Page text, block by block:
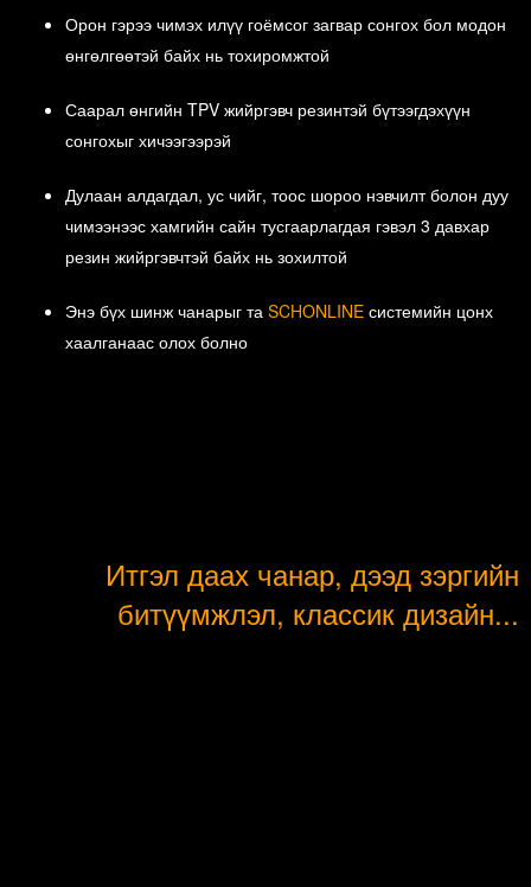
Шилмэл түүхий эд ашиглаж бүтээгдсэн, өндөр чанартай иж
бүрдэлээр тоноглогдсон Schonline системийн цонх хаалганууд
маань он жил өнгөрөх тусам таньд чанарыг мэдрүүлж, ташаал
Сэтгэл ханамж
Schonline системийн бүтээгдэхүүн бүртээ мэргэжлийн өндөр ур
бүтээгдэхүүн байдаг. Та үнэхээр дулаан тусгаарлалт, дуу чимээ
тусгаарлалтын гайхамшгийг эндээс мэдрэнэ.
Орон гэрээ чимэх илүү гоёмсог загвар сонгох бол модон
өнгөлгөөтэй байх нь тохиромжтой
Саарал өнгийн TPV жийргэвч резинтэй бүтээгдэхүүн
сонгохыг хичээгээрэй
Дулаан алдагдал, ус чийг, тоос шороо нэвчилт болон дуу
чимээнээс хамгийн сайн тусгаарлагдая гэвэл 3 давхар
резин жийргэвчтэй байх нь зохилтой
Энэ бүх шинж чанарыг та SCHONLINE системийн цонх
хаалганаас олох болно
Итгэл даах чанар, дээд зэргийн
битүүмжлэл, классик дизайн...